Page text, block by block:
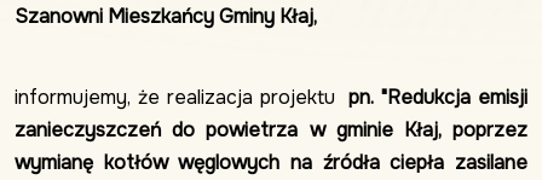
Szanowni Mieszkańcy Gminy Kłaj,
informujemy, że realizacja projektu pn. "Redukcja emisji
zanieczyszczeń do powietrza w gminie Kłaj, poprzez
wymianę kotłów węglowych na źródła ciepła zasilane